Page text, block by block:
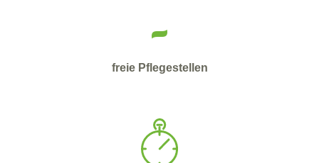
-
freie Pflegestellen